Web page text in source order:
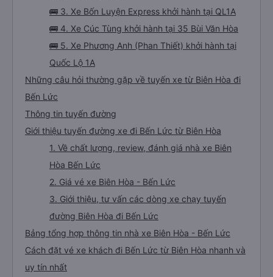
🚌 3. Xe Bốn Luyện Express khởi hành tại QL1A
🚌 4. Xe Cúc Tùng khởi hành tại 35 Bùi Văn Hòa
🚌 5. Xe Phương Anh (Phan Thiết) khởi hành tại
Quốc Lộ 1A
Những câu hỏi thường gặp về tuyến xe từ Biên Hòa đi
Bến Lức
Thông tin tuyến đường
Giới thiệu tuyến đường xe đi Bến Lức từ Biên Hòa
1. Về chất lượng, review, đánh giá nhà xe Biên
Hòa Bến Lức
2. Giá vé xe Biên Hòa - Bến Lức
3. Giới thiệu, tư vấn các dòng xe chạy tuyến
đường Biên Hòa đi Bến Lức
Bảng tổng hợp thông tin nhà xe Biên Hòa - Bến Lức
Cách đặt vé xe khách đi Bến Lức từ Biên Hòa nhanh và
uy tín nhất